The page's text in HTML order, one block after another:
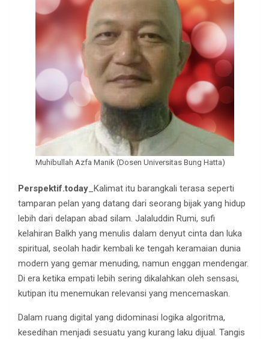
Muhibullah Azfa Manik (Dosen Universitas Bung Hatta)
Perspektif.today _Kalimat itu barangkali terasa seperti
tamparan pelan yang datang dari seorang bijak yang hidup
lebih dari delapan abad silam. Jalaluddin Rumi, sufi
kelahiran Balkh yang menulis dalam denyut cinta dan luka
spiritual, seolah hadir kembali ke tengah keramaian dunia
modern yang gemar menuding, namun enggan mendengar.
Di era ketika empati lebih sering dikalahkan oleh sensasi,
kutipan itu menemukan relevansi yang mencemaskan.
Dalam ruang digital yang didominasi logika algoritma,
kesedihan menjadi sesuatu yang kurang laku dijual. Tangis